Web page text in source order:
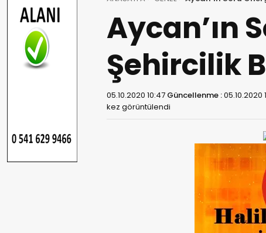
Aycan’ın
Şehircilik
05.10.2020 10:47 Güncellenme :05.10.2020
kez görüntülendi